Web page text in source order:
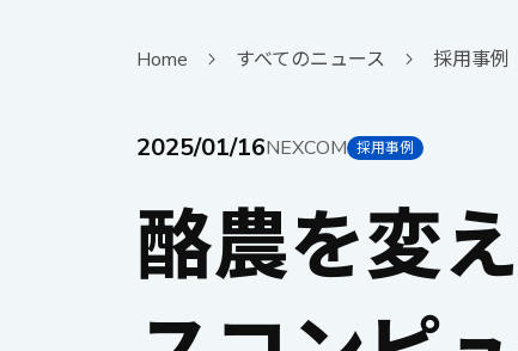
Home すべてのニュース 採用事例
2025/01/16NEXCOM 採用事例
酪農を変